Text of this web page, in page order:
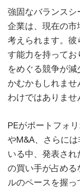
強固なバランスシ
企業は、現在の市
考えられます。彼
す能力を持って
をめぐる競争が
かむかもしれませ
わけではありませ
PEがポートフォ
やM&A、さらに
いる中、発表さ
の買い手が占め
ルのペースを握